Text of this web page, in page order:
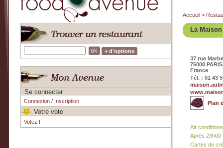
+ d'options
Se connecter
Connexion/ Inscription
Votre vote
Votez !
Accueil >
La
37 rue
75008 PARIS
France
Tél. : 01 43
Plan
Air
Après 23h00
Cartes de